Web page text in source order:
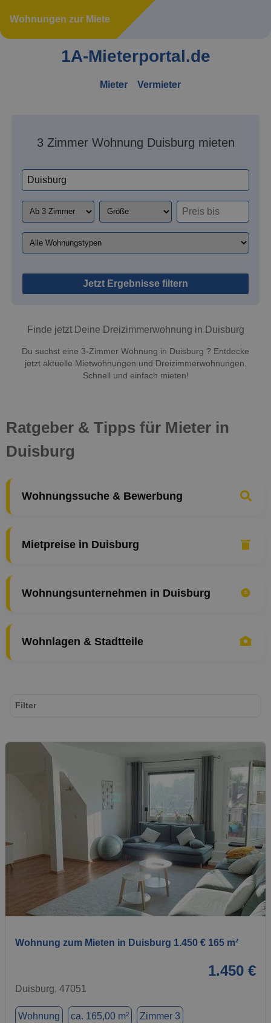
Wohnungen zur Miete
1A-Mieterportal.de
Mieter Vermieter
3 Zimmer Wohnung Duisburg mieten
Jetzt Ergebnisse filtern
Finde jetzt Deine Dreizimmerwohnung in Duisburg
Du suchst eine 3-Zimmer Wohnung in Duisburg ? Entdecke
jetzt aktuelle Mietwohnungen und Dreizimmerwohnungen.
Schnell und einfach mieten!
Ratgeber & Tipps für Mieter in
Duisburg
Wohnungssuche & Bewerbung
Mietpreise in Duisburg
Wohnungsunternehmen in Duisburg
Wohnlagen & Stadtteile
1 / 1
Wohnung zum Mieten in Duisburg 1.450 € 165 m²
1.450 €
Duisburg, 47051
Wohnung ca. 165,00 m² Zimmer 3
Filter